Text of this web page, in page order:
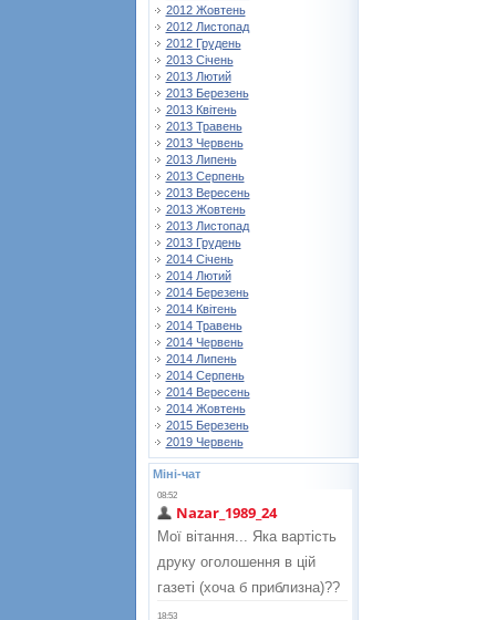
2012 Жовтень
2012 Листопад
2012 Грудень
2013 Січень
2013 Лютий
2013 Березень
2013 Квітень
2013 Травень
2013 Червень
2013 Липень
2013 Серпень
2013 Вересень
2013 Жовтень
2013 Листопад
2013 Грудень
2014 Січень
2014 Лютий
2014 Березень
2014 Квітень
2014 Травень
2014 Червень
2014 Липень
2014 Серпень
2014 Вересень
2014 Жовтень
2015 Березень
2019 Червень
Міні-чат